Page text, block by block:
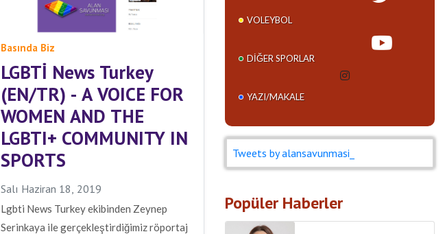
Basında Biz
LGBTİ News Turkey
(EN/TR) - A VOICE FOR
WOMEN AND THE
LGBTI+ COMMUNITY IN
SPORTS
Salı Haziran 18, 2019
Lgbti News Turkey ekibinden Zeynep
Serinkaya ile gerçekleştirdiğimiz röportaj
VOLEYBOL
DIĞER SPORLAR
YAZI/MAKALE
Tweets by alansavunmasi_
Popüler Haberler